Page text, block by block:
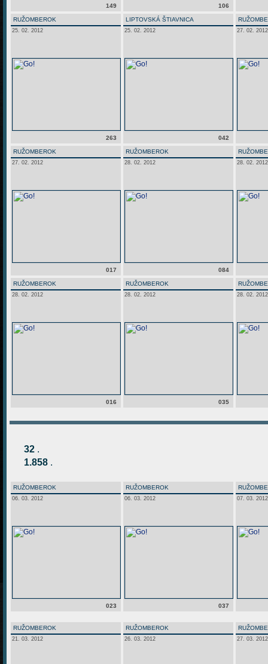
149 106
RUŽOMBEROK
25. 02. 2012
263
LIPTOVSKÁ ŠTIAVNICA
25. 02. 2012
042
27. 02. 2012
RUŽOMBEROK
27. 02. 2012
017
RUŽOMBEROK
28. 02. 2012
084
28. 02. 2012
RUŽOMBEROK
28. 02. 2012
016
RUŽOMBEROK
28. 02. 2012
035
28. 02. 2012
32 .
1.858 .
RUŽOMBEROK
06. 03. 2012
023
RUŽOMBEROK
06. 03. 2012
037
07. 03. 2012
RUŽOMBEROK
21. 03. 2012
RUŽOMBEROK
26. 03. 2012 27. 03. 2012